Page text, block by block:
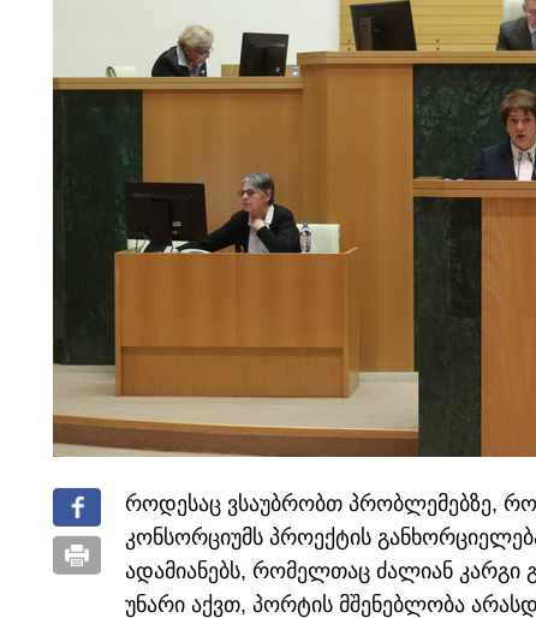
როდესაც ვსაუბრობთ პრობლემებზე,
კონსორციუმს პროექტის
ადამიანებს, რომელთაც ძალიან კარგი
უნარი აქვთ, პორტის მშენებლობა